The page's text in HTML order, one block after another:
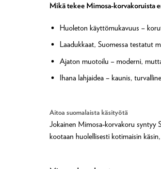
Mikä tekee Mimosa‑korvakoruista
Huoleton käyttömukavuus –
Laadukkaat, Suomessa testatut
Ajaton muotoilu – moderni,
Ihana lahjaidea – kaunis,
Aitoa suomalaista käsityötä
Jokainen Mimosa‑korvakoru syntyy
kootaan huolellisesti kotimaisin